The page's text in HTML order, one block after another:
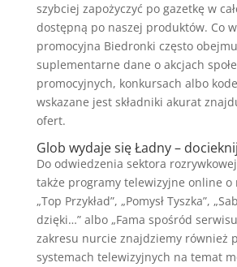
szybciej zapożyczyć po gazetkę w
dostępną po naszej produktów. Co
promocyjna Biedronki często
suplementarne dane o akcjach
promocyjnych, konkursach albo
wskazane jest składniki akurat
ofert.
Glob wydaje się Ładny –
Do odwiedzenia sektora
także programy telewizyjne online o
„Top Przykład”, „Pomysł Tyszka”,
dzięki…” albo „Fama spośród
zakresu nurcie znajdziemy również
systemach telewizyjnych na temat